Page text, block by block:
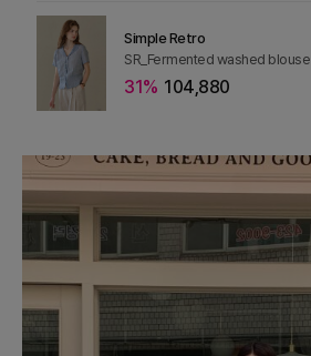
Simple Retro
SR_Fermented washed blouse
31% 104,880